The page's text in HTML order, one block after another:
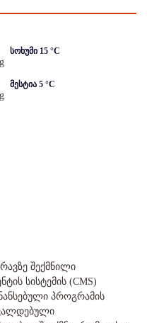
სოხუმი 15 °C
მესტია 5 °C
შექმნილი
სისტემის (CMS)
პროგრამის